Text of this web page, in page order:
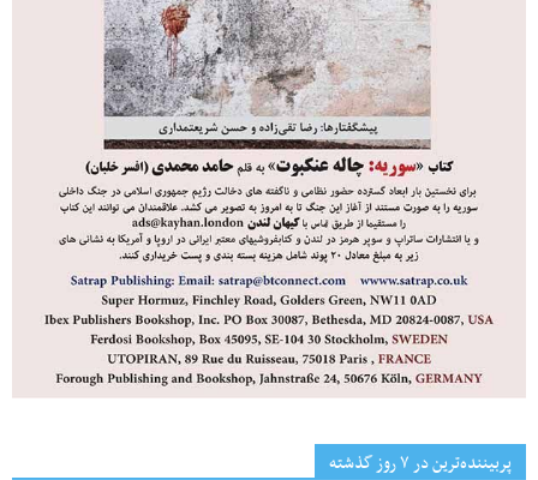
پربیننده‌ترین‌ در ۷ روز گذشته